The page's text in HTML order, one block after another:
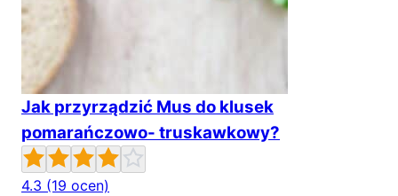
Jak przyrządzić Mus do klusek
pomarańczowo- truskawkowy?
4.3 (19 ocen)